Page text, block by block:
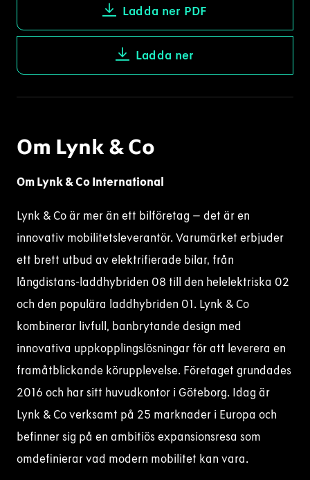
Ladda ner PDF
Ladda ner
Om Lynk & Co
Om Lynk & Co International
Lynk & Co är mer än ett bilföretag – det är en
innovativ mobilitetsleverantör. Varumärket erbjuder
ett brett utbud av elektrifierade bilar, från
långdistans-laddhybriden 08 till den helelektriska 02
och den populära laddhybriden 01. Lynk & Co
kombinerar livfull, banbrytande design med
innovativa uppkopplingslösningar för att leverera en
framåtblickande körupplevelse. Företaget grundades
2016 och har sitt huvudkontor i Göteborg. Idag är
Lynk & Co verksamt på 25 marknader i Europa och
befinner sig på en ambitiös expansionsresa som
omdefinierar vad modern mobilitet kan vara.